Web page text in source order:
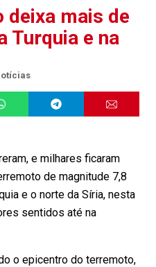
mais de
Turquia e na
e milhares ficaram
de magnitude 7,8
e o norte da Síria, nesta
sentidos até na
o epicentro do terremoto,